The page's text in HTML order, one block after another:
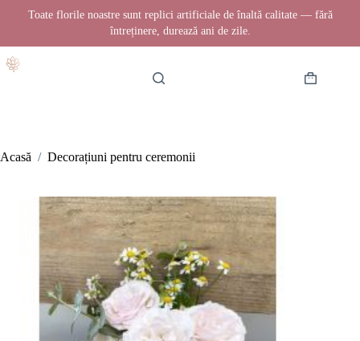
Toate florile noastre sunt replici artificiale de înaltă calitate — fără
întreținere, durează ani de zile.
la
Coș
Acasă / Decorațiuni pentru ceremonii